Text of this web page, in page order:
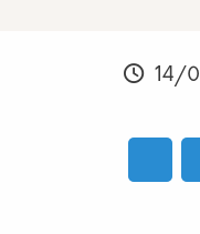
Modifié
14/